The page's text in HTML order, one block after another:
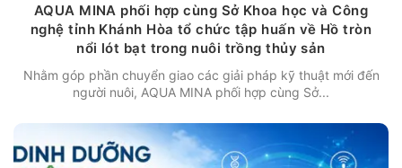
AQUA MINA phối hợp cùng Sở Khoa học và Công
nghệ tỉnh Khánh Hòa tổ chức tập huấn về Hồ tròn
nổi lót bạt trong nuôi trồng thủy sản
Nhằm góp phần chuyển giao các giải pháp kỹ thuật mới đến
người nuôi, AQUA MINA phối hợp cùng Sở...